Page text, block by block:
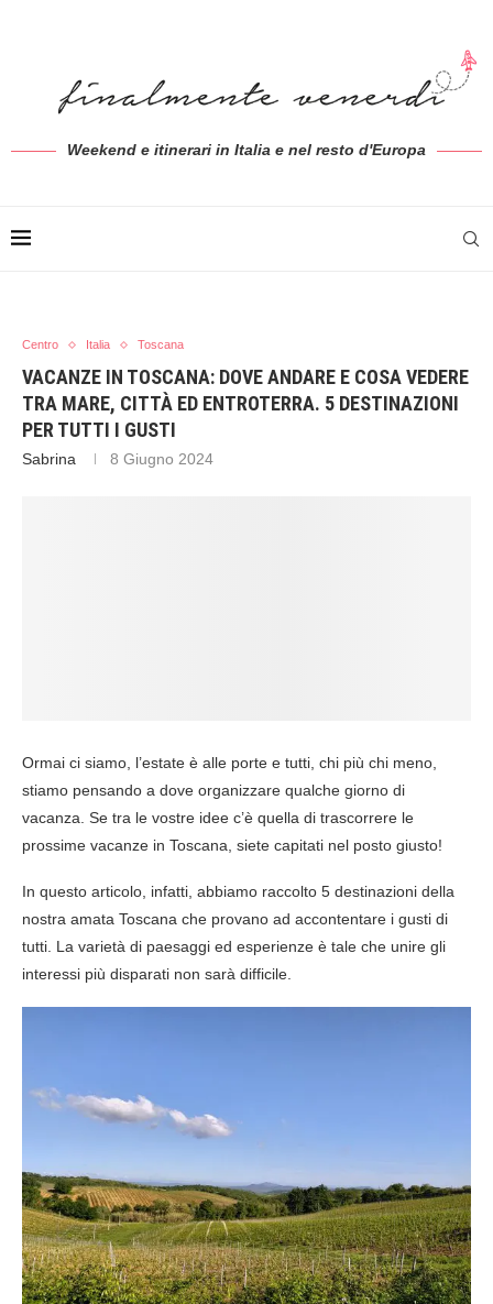
Weekend e itinerari in Italia e nel resto d'Europa
Centro Italia Toscana
VACANZE IN TOSCANA: DOVE ANDARE E COSA VEDERE
TRA MARE, CITTÀ ED ENTROTERRA. 5 DESTINAZIONI
PER TUTTI I GUSTI
Sabrina 8 Giugno 2024
Ormai ci siamo, l’estate è alle porte e tutti, chi più chi meno,
stiamo pensando a dove organizzare qualche giorno di
vacanza. Se tra le vostre idee c’è quella di trascorrere le
prossime vacanze in Toscana, siete capitati nel posto giusto!
In questo articolo, infatti, abbiamo raccolto 5 destinazioni della
nostra amata Toscana che provano ad accontentare i gusti di
tutti. La varietà di paesaggi ed esperienze è tale che unire gli
interessi più disparati non sarà difficile.